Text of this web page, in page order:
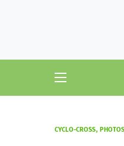
CYCLO-CROSS PHOTOS